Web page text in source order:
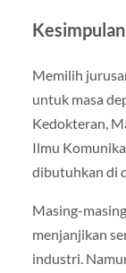
Kesimpulan
Memilih
untuk masa
Kedokteran,
Ilmu
dibutuhkan di
Masing-
menjanjikan
industri.